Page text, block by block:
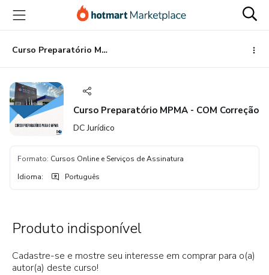
para
conteúdo
principal
para
pagamento
para
rodapé
Curso Preparatório MPMA - COM Correção
Curso Preparatório MPMA - COM Correção
DC Jurídico
Formato: Cursos Online e Serviços de Assinatura
Idioma: Português
Produto indisponível
Cadastre-se e mostre seu interesse em comprar para o(a)
autor(a) deste curso!